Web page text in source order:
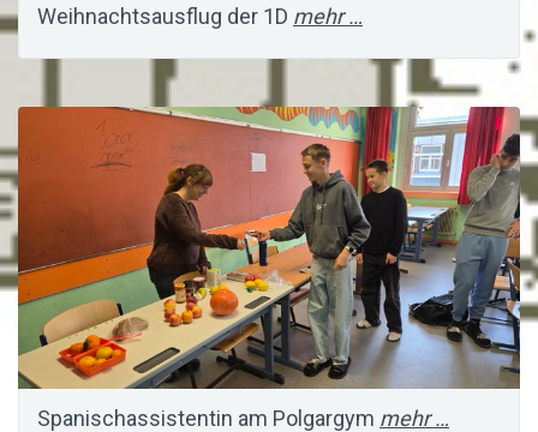
Weihnachtsausflug der 1D mehr …
Spanischassistentin am Polgargym mehr …